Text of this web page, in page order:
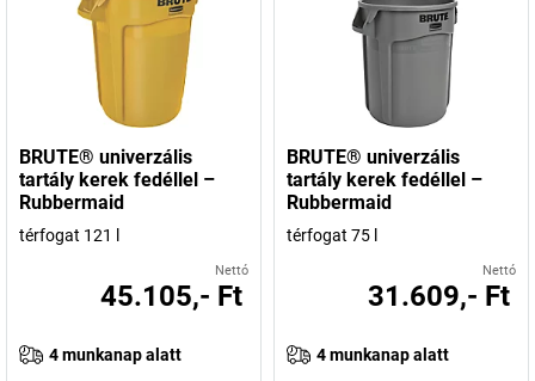
BRUTE® univerzális
tartály kerek fedéllel –
Rubbermaid
térfogat 121 l
Nettó
45.105,- Ft
4 munkanap alatt
BRUTE® univerzális
tartály kerek fedéllel –
Rubbermaid
térfogat 75 l
Nettó
31.609,- Ft
4 munkanap alatt